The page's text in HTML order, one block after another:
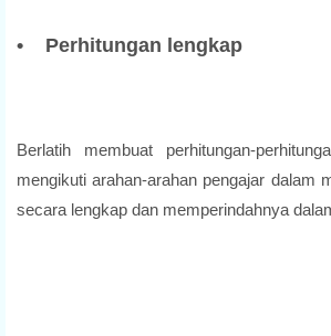
• Perhitungan lengkap
Berlatih membuat perhitungan-
mengikuti arahan-arahan pengajar dalam
secara lengkap dan memperindahnya